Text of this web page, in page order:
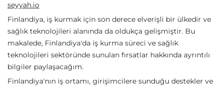
seyyah.io
Finlandiya, iş kurmak için son derece elverişli bir ülkedir ve
sağlık teknolojileri alanında da oldukça gelişmiştir. Bu
makalede, Finlandiya'da iş kurma süreci ve sağlık
teknolojileri sektöründe sunulan fırsatlar hakkında ayrıntılı
bilgiler paylaşacağım.
Finlandiya'nın iş ortamı, girişimcilere sunduğu destekler ve